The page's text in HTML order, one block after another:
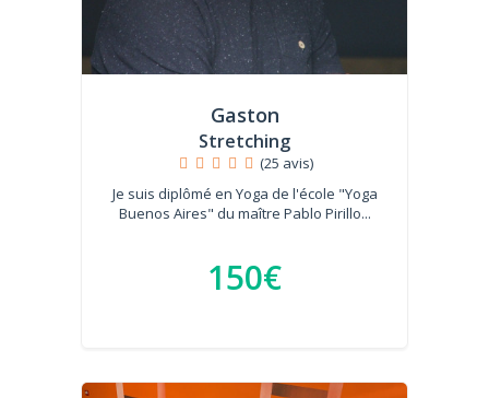
Gaston
Stretching
(25 avis)
Je suis diplômé en Yoga de l'école "Yoga
Buenos Aires" du maître Pablo Pirillo...
150€